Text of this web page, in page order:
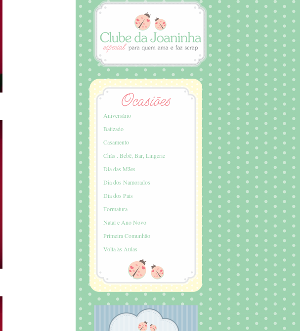
Aniversário
Batizado
Casamento
Chás . Bebê, Bar, Lingerie
Dia das Mães
Dia dos Namorados
Dia dos Pais
Formatura
Natal e Ano Novo
Primeira Comunhão
Volta às Aulas